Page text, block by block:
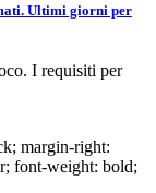
Ultimi giorni per
I requisiti per
margin-right:
font-weight: bold;